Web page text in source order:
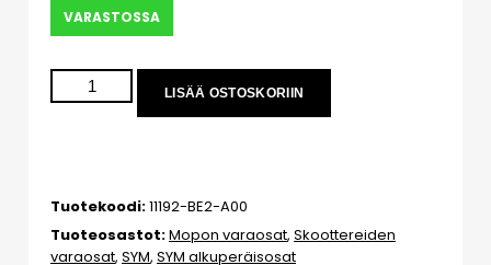
VARASTOSSA
LISÄÄ OSTOSKORIIN
Tuotekoodi:11192-BE2-A00
Tuoteosastot:Mopon varaosat, Skoottereiden
varaosat, SYM, SYM alkuperäisosat